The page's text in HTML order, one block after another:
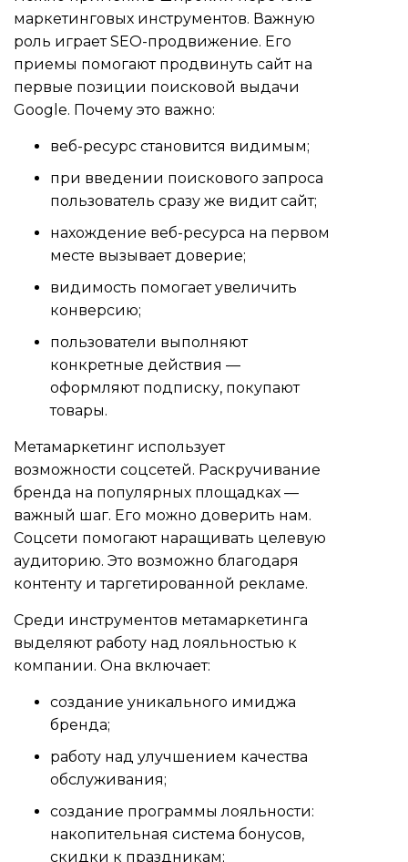
маркетинговых инструментов. Важную
роль играет SEO-продвижение. Его
приемы помогают продвинуть сайт на
первые позиции поисковой выдачи
Google. Почему это важно:
веб-ресурс становится видимым;
при введении поискового запроса
пользователь сразу же видит сайт;
нахождение веб-ресурса на первом
месте вызывает доверие;
видимость помогает увеличить
конверсию;
пользователи выполняют
конкретные действия —
оформляют подписку, покупают
товары.
Метамаркетинг использует
возможности соцсетей. Раскручивание
бренда на популярных площадках —
важный шаг. Его можно доверить нам.
Соцсети помогают наращивать целевую
аудиторию. Это возможно благодаря
контенту и таргетированной рекламе.
Среди инструментов метамаркетинга
выделяют работу над лояльностью к
компании. Она включает:
создание уникального имиджа
бренда;
работу над улучшением качества
обслуживания;
создание программы лояльности:
накопительная система бонусов,
скидки к праздникам;